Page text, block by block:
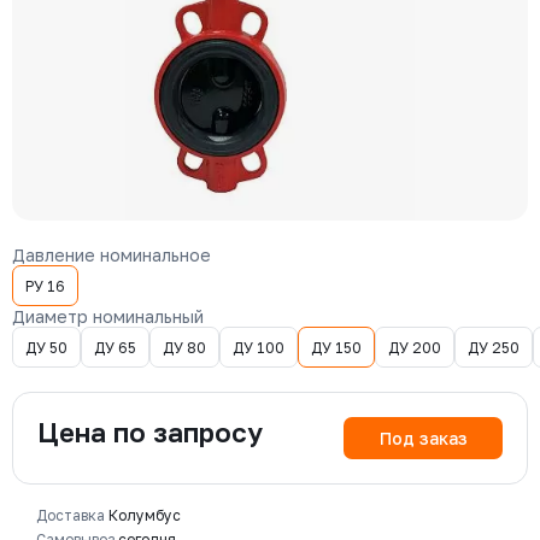
Давление номинальное
РУ 16
Диаметр номинальный
ДУ 50 ДУ 65 ДУ 80 ДУ 100 ДУ 150 ДУ 200 ДУ 250
Цена по запросу Под заказ
Доставка Колумбус